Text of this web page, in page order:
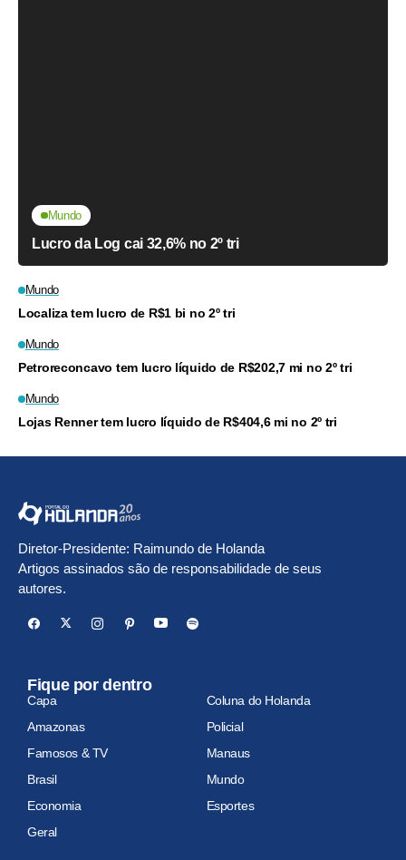
Mundo
Lucro da Log cai 32,6% no 2º tri
Mundo
Localiza tem lucro de R$1 bi no 2º tri
Mundo
Petroreconcavo tem lucro líquido de R$202,7 mi no 2º tri
Mundo
Lojas Renner tem lucro líquido de R$404,6 mi no 2º tri
Diretor-Presidente: Raimundo de Holanda
Artigos assinados são de responsabilidade de seus
autores.
Fique por dentro
Capa
Coluna do Holanda
Amazonas
Policial
Famosos & TV
Manaus
Brasil
Mundo
Economia
Esportes
Geral